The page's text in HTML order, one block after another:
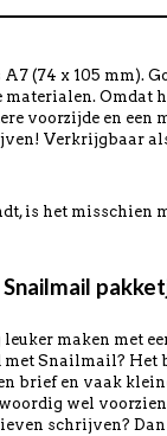
(74 x 105 mm).
Omdat
voorzijde en een
Verkrijgbaar
is het misschien
maken met
met Snailmail?
brief en vaak
wel
schrijven?